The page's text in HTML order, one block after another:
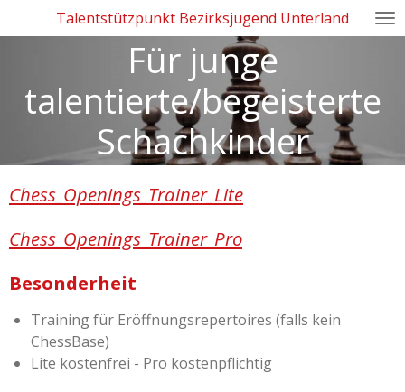
Hauptinhalt
Talentstützpunkt Bezirksjugend Unterland
Für junge
talentierte/begeisterte
Schachkinder
Chess_Openings_Trainer_Lite
Chess_Openings_Trainer_Pro
Besonderheit
Training für Eröffnungsrepertoires (falls kein
ChessBase)
Lite kostenfrei - Pro kostenpflichtig